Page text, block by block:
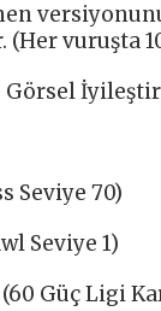
(Her vuruşta
Görsel
Seviye 70)
Seviye 1)
Güç Ligi